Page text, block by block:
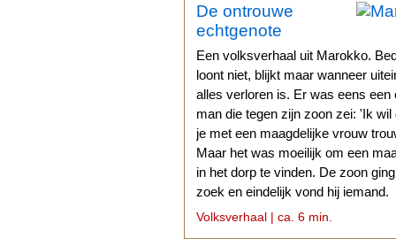
De ontrouwe
echtgenote
Een volksverhaal uit Marokko.
loont niet, blijkt maar wanneer
alles verloren is. Er was eens een
man die tegen zijn zoon zei: 'Ik wil
je met een maagdelijke vrouw
Maar het was moeilijk om een
in het dorp te vinden. De zoon
zoek en eindelijk vond hij iemand.
Volksverhaal | ca. 6 min.